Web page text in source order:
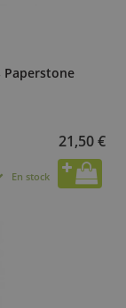
Paperstone
21,50 €
En stock